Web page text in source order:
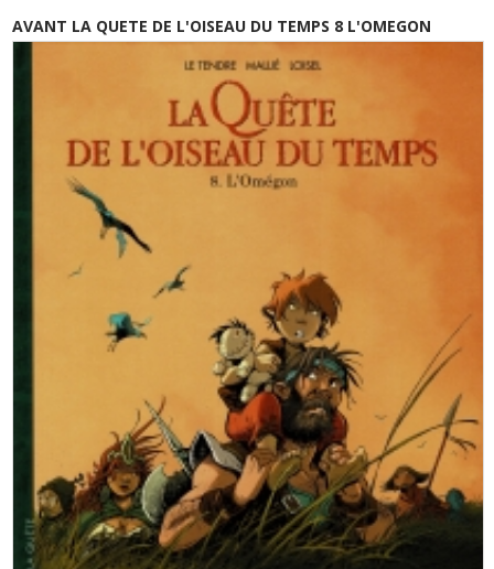
AVANT LA QUETE DE L'OISEAU DU TEMPS 8 L'OMEGON